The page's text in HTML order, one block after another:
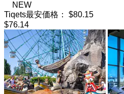
NEW
Tiqets最安価格：
$80.15
$76.14